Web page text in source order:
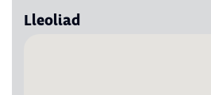
Lleoliad